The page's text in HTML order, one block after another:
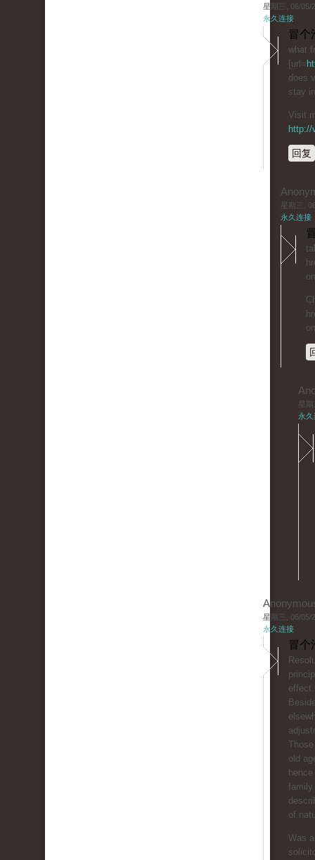
星期三, 06/05/
永久连接
冒个
what
[url=
does
stay
Visit
http://
回复
星期三,
永久连接
星
永久
星期三, 06/05/
永久连接
冒个
effect.
old
family
of
Was